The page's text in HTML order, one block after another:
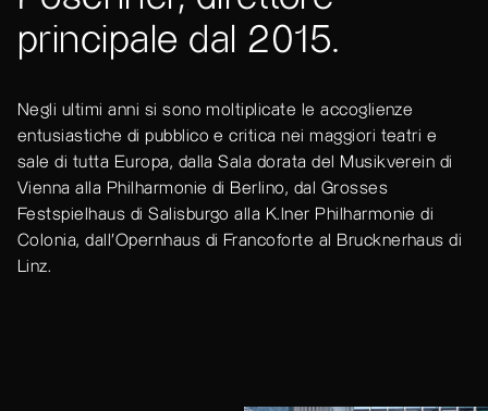
principale dal 2015.
Negli ultimi anni si sono moltiplicate le accoglienze
entusiastiche di pubblico e critica nei maggiori teatri e
sale di tutta Europa, dalla Sala dorata del Musikverein di
Vienna alla Philharmonie di Berlino, dal Grosses
Festspielhaus di Salisburgo alla K.lner Philharmonie di
Colonia, dall’Opernhaus di Francoforte al Brucknerhaus di
Linz.